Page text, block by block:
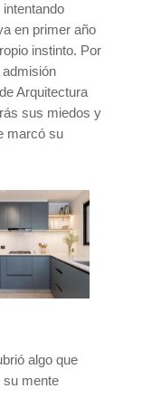
en primer año
instinto. Por
Arquitectura
sus miedos y
marcó su
algo que
su mente